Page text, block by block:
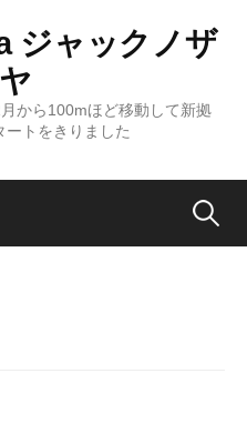
ジャックノザ
から100mほど移動して新拠
ートをきりました
検